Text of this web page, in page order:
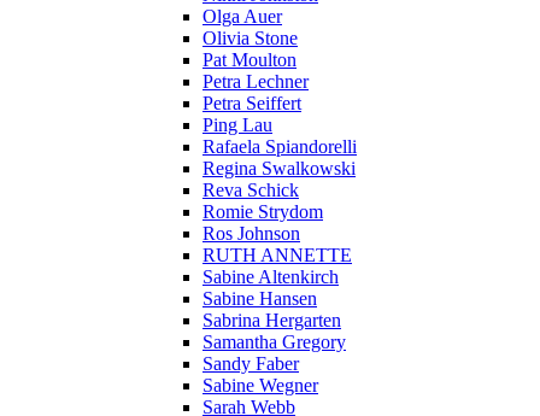
Olga Auer
Olivia Stone
Pat Moulton
Petra Lechner
Petra Seiffert
Ping Lau
Rafaela Spiandorelli
Regina Swalkowski
Reva Schick
Romie Strydom
Ros Johnson
RUTH ANNETTE
Sabine Altenkirch
Sabine Hansen
Sabrina Hergarten
Samantha Gregory
Sandy Faber
Sabine Wegner
Sarah Webb